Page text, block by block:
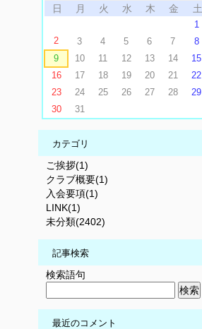
日
月 火 水 木 金 土
1
2
3 4 5 6 7
8
9
10 11 12 13 14
15
16
17 18 19 20 21
22
23
24 25 26 27 28
29
30
31
カテゴリ
ご挨拶(1)
クラブ概要(1)
入会要項(1)
LINK(1)
未分類(2402)
記事検索
検索語句
最近のコメント